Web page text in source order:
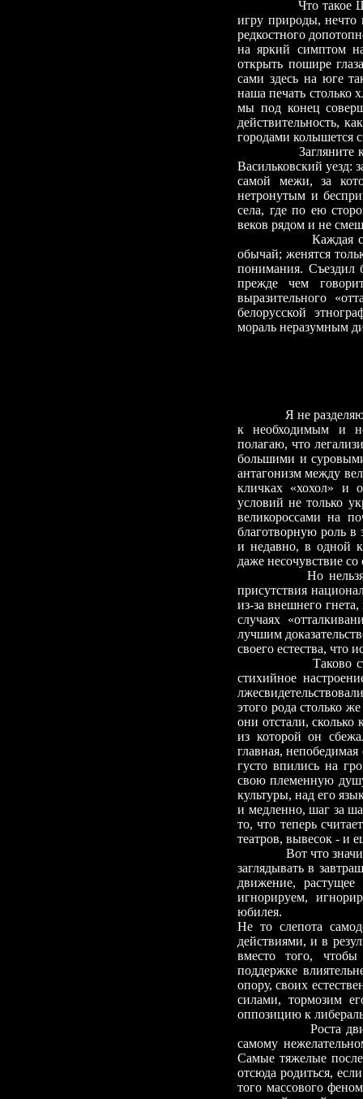
Что такое
игру природы, нечто
редкостного
на яркий симптом
открыть пошире
сами здесь на юге
наша печать столько
мы под конец
действительность,
городами колышется
Загляните
Васильковский уезд:
самой межи, за
нетронутым и
села, где по ею
веков рядом и не
Каждая
обычай; женятся
понимания. Съездил
прежде чем
выразительного
белорусской
мораль неразумным
Я не
к необходимым и
полагаю, что
большими и
антагонизм между
кличках «хохол» и
условий не только
великороссами на
благотворную роль в
и недавно, в одной
даже несочувствие
Но
присутствия
из-за внешнего
случаях
лучшим
своего естества, что
Таково
стихийное
этого рода столько
они отстали, сколько
из которой он
главная,
густо впились на
свою племенную
культуры, над его
и медленно, шаг за
то, что теперь
театров, вывесок - и
Вот что
заглядывать в
движение,
игнорируем,
юбилея.
Не то слепота
действиями, и в
вместо того,
поддержке
опору, своих
силами, тормозим
оппозицию к
Роста
самому
Самые тяжелые
отсюда родиться,
того массового